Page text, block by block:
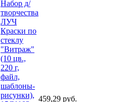
Набор д/
творчества
ЛУЧ
Краски по
стеклу
"Витраж"
(10 цв.,
220 г,
файл,
шаблоны-
рисунки), 459,29 руб.